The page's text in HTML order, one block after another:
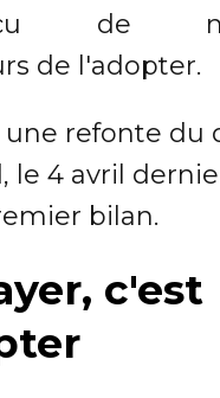
de
de l'adopter.
une refonte du
le 4 avril
bilan.
c'est